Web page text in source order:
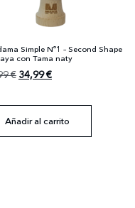
Simple Nº1 – Second Shape
con Tama naty
€ 34,99€
Añadir al carrito